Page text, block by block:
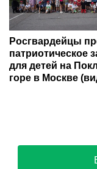
Росгвардейцы
патриотическое
для детей на
горе в Москве